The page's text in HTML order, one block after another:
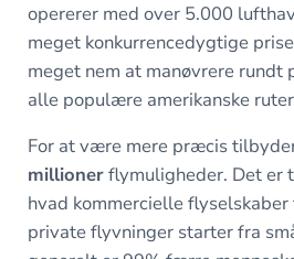
opererer med over 5.000
meget konkurrencedygtige
meget nem at manøvrere
alle populære amerikanske
For at være mere præcis
millionerflymuligheder. Det er
hvad kommercielle
private flyvninger starter fra